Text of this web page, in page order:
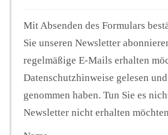
Mit Absenden des Formulars
Sie unseren Newsletter
regelmäßige E-Mails erhalten
Datenschutzhinweise gelesen
genommen haben. Tun Sie es
Newsletter nicht erhalten